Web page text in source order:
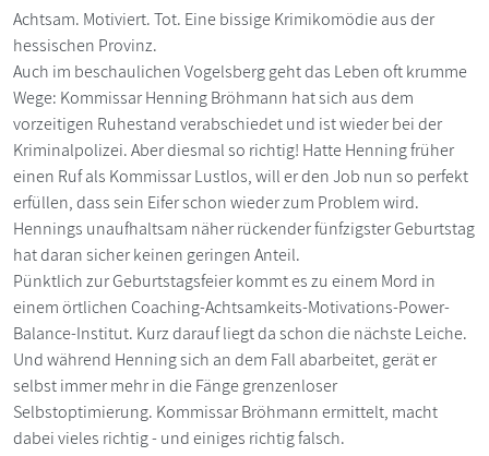
Achtsam. Motiviert. Tot. Eine bissige Krimikomödie aus der
hessischen Provinz.
Auch im beschaulichen Vogelsberg geht das Leben oft krumme
Wege: Kommissar Henning Bröhmann hat sich aus dem
vorzeitigen Ruhestand verabschiedet und ist wieder bei der
Kriminalpolizei. Aber diesmal so richtig! Hatte Henning früher
einen Ruf als Kommissar Lustlos, will er den Job nun so perfekt
erfüllen, dass sein Eifer schon wieder zum Problem wird.
Hennings unaufhaltsam näher rückender fünfzigster Geburtstag
hat daran sicher keinen geringen Anteil.
Pünktlich zur Geburtstagsfeier kommt es zu einem Mord in
einem örtlichen Coaching-Achtsamkeits-Motivations-Power-
Balance-Institut. Kurz darauf liegt da schon die nächste Leiche.
Und während Henning sich an dem Fall abarbeitet, gerät er
selbst immer mehr in die Fänge grenzenloser
Selbstoptimierung. Kommissar Bröhmann ermittelt, macht
dabei vieles richtig - und einiges richtig falsch.